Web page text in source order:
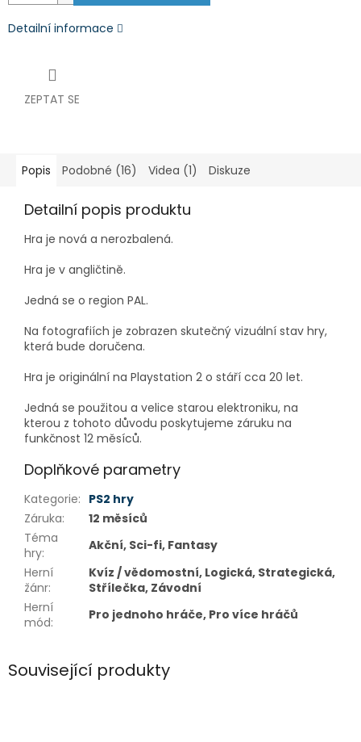
Detailní informace
ZEPTAT SE
Popis Podobné (16) Videa (1) Diskuze
Detailní popis produktu
Hra je nová a nerozbalená.
Hra je v angličtině.
Jedná se o region PAL.
Na fotografiích je zobrazen skutečný vizuální stav hry,
která bude doručena.
Hra je originální na Playstation 2 o stáří cca 20 let.
Jedná se použitou a velice starou elektroniku, na
kterou z tohoto důvodu poskytujeme záruku na
funkčnost 12 měsíců.
Doplňkové parametry
Kategorie: PS2 hry
Záruka:
12 měsíců
Téma
hry:
Akční, Sci-fi, Fantasy
Herní
žánr:
Kvíz / vědomostní, Logická, Strategická,
Střílečka, Závodní
Herní
mód: Pro jednoho hráče, Pro více hráčů
Související produkty